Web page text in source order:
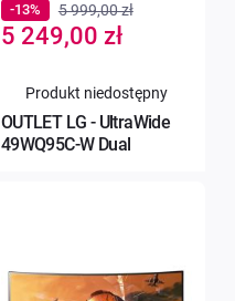
OUTLET LG - UltraWide
49WQ95C-W Dual
Special
Price
5 249,00 zł
-13% 5 999,00 zł
Produkt niedostępny